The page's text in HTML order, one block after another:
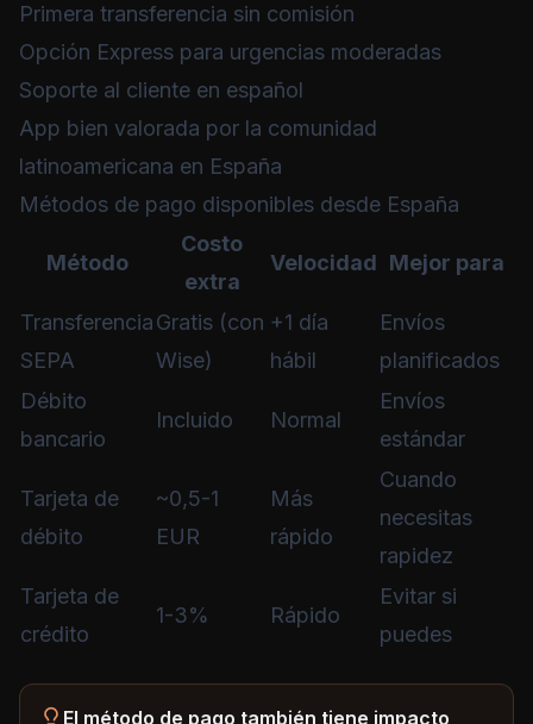
Primera transferencia sin comisión
Opción Express para urgencias moderadas
Soporte al cliente en español
App bien valorada por la comunidad
latinoamericana en España
Métodos de pago disponibles desde España
Método
Costo
extra
Velocidad Mejor para
Transferencia
SEPA
Gratis (con
Wise)
+1 día
hábil
Envíos
planificados
Débito
bancario
Incluido Normal
Envíos
estándar
Tarjeta de
débito
~0,5-1
EUR
Más
rápido
Cuando
necesitas
rapidez
Tarjeta de
crédito
1-3% Rápido
Evitar si
puedes
El método de pago también tiene impacto